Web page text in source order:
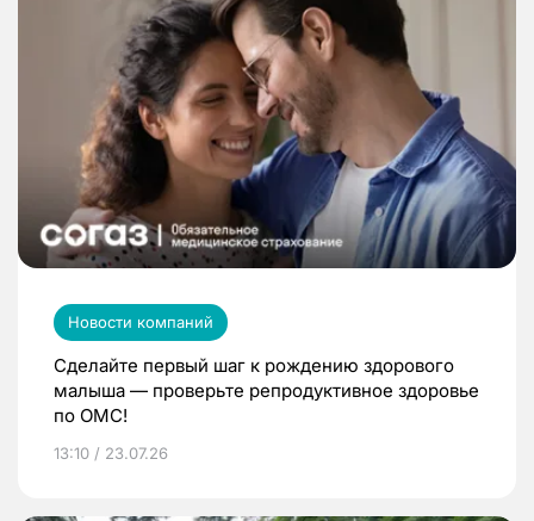
Новости компаний
Сделайте первый шаг к рождению здорового
малыша — проверьте репродуктивное здоровье
по ОМС!
13:10 / 23.07.26